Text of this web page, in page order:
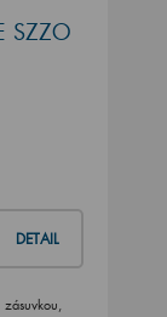
SZZO
DETAIL